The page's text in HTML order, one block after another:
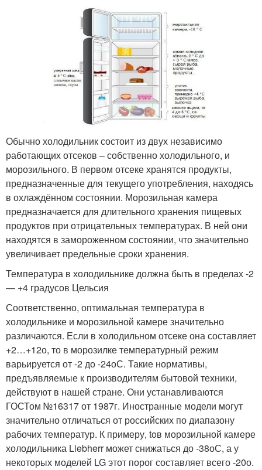
Обычно холодильник состоит из двух независимо
работающих отсеков – собственно холодильного, и
морозильного. В первом отсеке хранятся продукты,
предназначенные для текущего употребления, находясь
в охлаждённом состоянии. Морозильная камера
предназначается для длительного хранения пищевых
продуктов при отрицательных температурах. В ней они
находятся в замороженном состоянии, что значительно
увеличивает предельные сроки хранения.
Температура в холодильнике должна быть в пределах -2
— +4 градусов Цельсия
Соответственно, оптимальная температура в
холодильнике и морозильной камере значительно
различаются. Если в холодильном отсеке она составляет
+2…+12о, то в морозилке температурный режим
варьируется от -2 до -24оС. Такие нормативы,
предъявляемые к производителям бытовой техники,
действуют в нашей стране. Они устанавливаются
ГОСТом №16317 от 1987г. Иностранные модели могут
значительно отличаться от российских по диапазону
рабочих температур. К примеру, toв морозильной камере
холодильника Liebherr может снижаться до -38оС, а у
некоторых моделей LG этот порог составляет всего -20о.